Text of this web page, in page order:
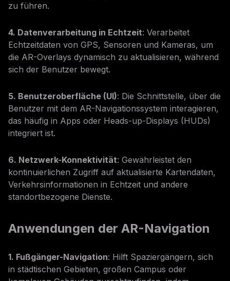
zu führen.
4. Datenverarbeitung in Echtzeit: Verarbeitet
Echtzeitdaten von GPS, Sensoren und Kameras, um
die AR-Overlays dynamisch zu aktualisieren, während
sich der Benutzer bewegt.
5. Benutzeroberfläche (UI): Die Schnittstelle, über die
Benutzer mit dem AR-Navigationssystem interagieren,
das häufig in Apps oder Heads-up-Displays (HUDs)
integriert ist.
6. Netzwerk-Konnektivität: Gewährleistet den
kontinuierlichen Zugriff auf aktualisierte Kartendaten,
Verkehrsinformationen in Echtzeit und andere
standortbezogene Dienste.
Anwendungen der AR-Navigation
1. Fußgänger-Navigation: Hilft Spaziergängern, sich
in städtischen Gebieten, großen Campus oder